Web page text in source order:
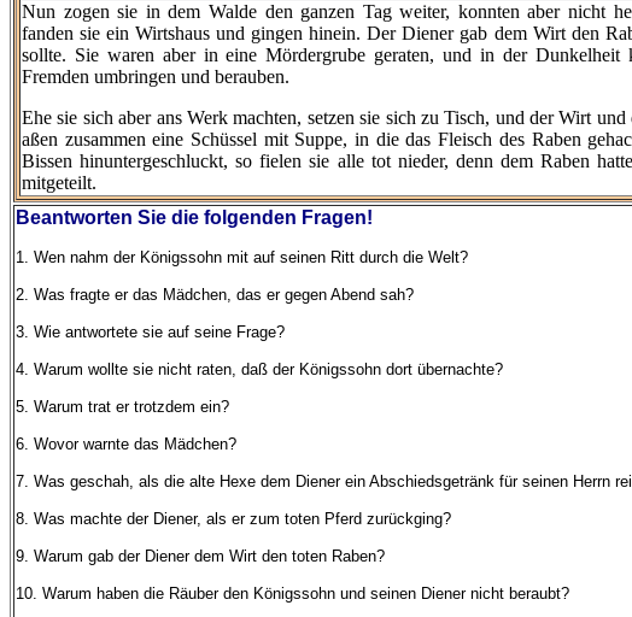
Nun zogen sie in dem Walde den ganzen Tag weiter, konnten aber nicht
fanden sie ein Wirtshaus und gingen hinein. Der Diener gab dem Wirt den
sollte. Sie waren aber in eine Mördergrube geraten, und in der
Fremden umbringen und berauben.
Ehe sie sich aber ans Werk machten, setzen sie sich zu Tisch, und der Wirt
aßen zusammen eine Schüssel mit Suppe, in die das Fleisch des Raben
Bissen hinuntergeschluckt, so fielen sie alle tot nieder, denn dem Raben
mitgeteilt.
Beantworten Sie die folgenden Fragen!
1. Wen nahm der Königssohn mit auf seinen Ritt durch die Welt?
2. Was fragte er das Mädchen, das er gegen Abend sah?
3. Wie antwortete sie auf seine Frage?
4. Warum wollte sie nicht raten, daß der Königssohn dort übernachte?
5. Warum trat er trotzdem ein?
6. Wovor warnte das Mädchen?
7. Was geschah, als die alte Hexe dem Diener ein Abschiedsgetränk für seinen Herrn
8. Was machte der Diener, als er zum toten Pferd zurückging?
9. Warum gab der Diener dem Wirt den toten Raben?
10. Warum haben die Räuber den Königssohn und seinen Diener nicht beraubt?